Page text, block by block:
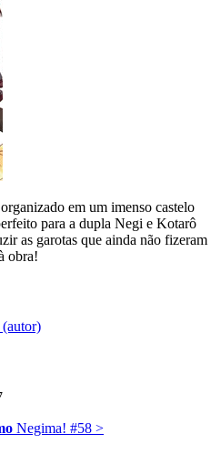
em um imenso castelo
para a dupla Negi e Kotarô
as garotas que ainda não fizeram
obra!
Negima! #58 >